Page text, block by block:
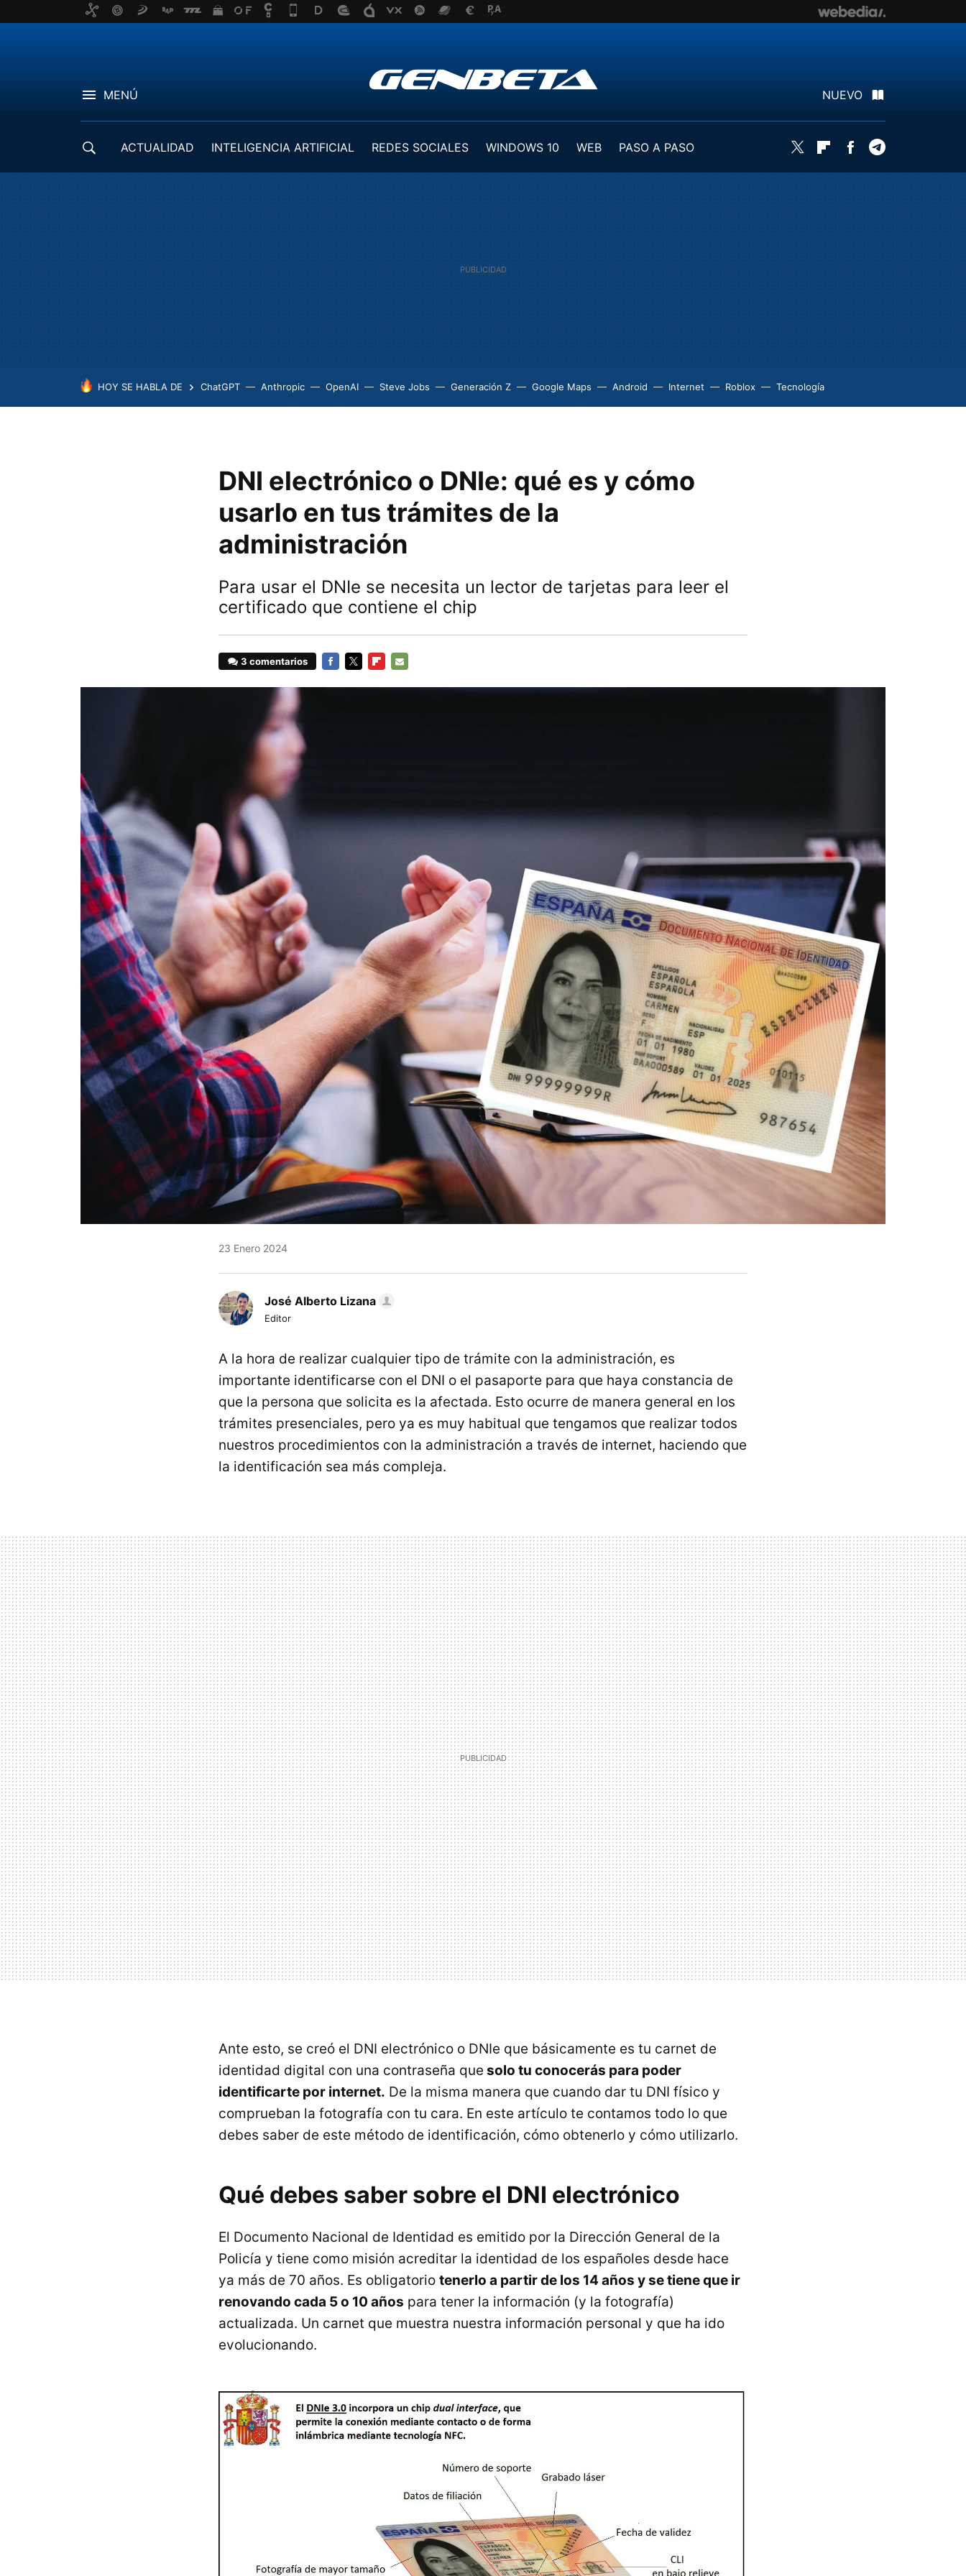
MENÚ NUEVO
ACTUALIDAD INTELIGENCIA ARTIFICIAL REDES SOCIALES WINDOWS 10 WEB
PASO A PASO
Twitter FlipboardFacebook
HOY SE HABLA DE ChatGPT Anthropic OpenAI Steve Jobs Generación Z Google Maps Android Internet Roblox Tecnología
DNI electrónico o DNIe: qué es y cómo
usarlo en tus trámites de la
administración
Para usar el DNIe se necesita un lector de tarjetas para leer el
certificado que contiene el chip
3 comentarios
23 Enero 2024
José Alberto Lizana
Editor
A la hora de realizar cualquier tipo de trámite con la administración, es
importante identificarse con el DNI o el pasaporte para que haya constancia de
que la persona que solicita es la afectada. Esto ocurre de manera general en los
trámites presenciales, pero ya es muy habitual que tengamos que realizar todos
nuestros procedimientos con la administración a través de internet, haciendo que
la identificación sea más compleja.
Ante esto, se creó el DNI electrónico o DNIe que básicamente es tu carnet de
identidad digital con una contraseña que solo tu conocerás para poder
identificarte por internet. De la misma manera que cuando dar tu DNI físico y
comprueban la fotografía con tu cara. En este artículo te contamos todo lo que
debes saber de este método de identificación, cómo obtenerlo y cómo utilizarlo.
Qué debes saber sobre el DNI electrónico
El Documento Nacional de Identidad es emitido por la Dirección General de la
Policía y tiene como misión acreditar la identidad de los españoles desde hace
ya más de 70 años. Es obligatorio tenerlo a partir de los 14 años y se tiene que ir
renovando cada 5 o 10 años para tener la información (y la fotografía)
actualizada. Un carnet que muestra nuestra información personal y que ha ido
evolucionando.